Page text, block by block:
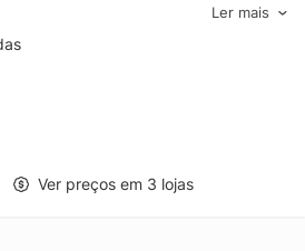
e estilo, a camisa do Arsenal
confortável e acabamento de
e o uso prolongado. É uma
e colecionadores que
e streetwear.
Ler mais
Ver preços em 3 lojas